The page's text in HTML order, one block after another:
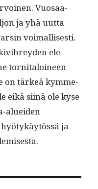
Vuosaa­
ja yhä uut­ta
voimallis­es­ti.
ele­
tor­ni­taloi­neen
on tärkeä kym­me­
eikä siinä ole kyse
aluei­den
ja